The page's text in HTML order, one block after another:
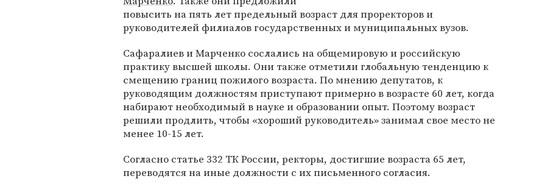
повысить на пять лет предельный возраст для проректоров и
руководителей филиалов государственных и муниципальных вузов.
Сафаралиев и Марченко сослались на общемировую и российскую
практику высшей школы. Они также отметили глобальную тенденцию к
смещению границ пожилого возраста. По мнению депутатов, к
руководящим должностям приступают примерно в возрасте 60 лет, когда
набирают необходимый в науке и образовании опыт. Поэтому возраст
решили продлить, чтобы «хороший руководитель» занимал свое место не
менее 10-15 лет.
Согласно статье 332 ТК России, ректоры, достигшие возраста 65 лет,
переводятся на иные должности с их письменного согласия.